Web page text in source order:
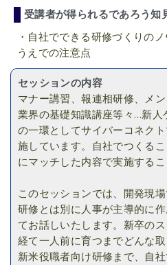
受講者が得られるであろう知
・自社でできる研修づくりの
うえでの注意点
セッションの内容
マナー講習、報連相研修、メ
業界の基礎知識講座等々…新
の一環としてサイバーコネク
施しています。自社でつくる
にマッチした内容で実施するこ
このセッションでは、開発現
研修とは別に人事が主導的に
てお話しいたします。新卒の
経て一人前に育つまでどんな
新米役職者向け研修まで、自